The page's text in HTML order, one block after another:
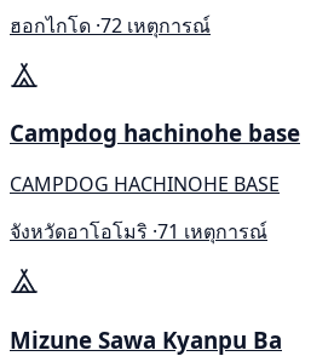
ฮอกไกโด ·72 เหตุการณ์
Campdog hachinohe base
CAMPDOG HACHINOHE BASE
จังหวัดอาโอโมริ ·71 เหตุการณ์
Mizune Sawa Kyanpu Ba